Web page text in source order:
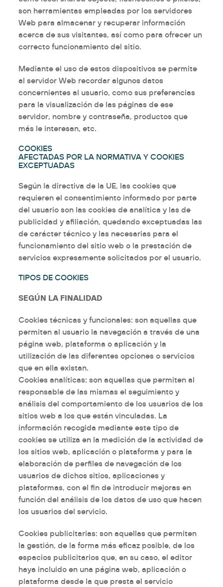
son herramientas empleadas por los servidores
Web para almacenar y recuperar información
acerca de sus visitantes, así como para ofrecer un
correcto funcionamiento del sitio.
Mediante el uso de estos dispositivos se permite
al servidor Web recordar algunos datos
concernientes al usuario, como sus preferencias
para la visualización de las páginas de ese
servidor, nombre y contraseña, productos que
más le interesan, etc.
COOKIES
AFECTADAS POR LA NORMATIVA Y COOKIES
EXCEPTUADAS
Según la directiva de la UE, las cookies que
requieren el consentimiento informado por parte
del usuario son las cookies de analítica y las de
publicidad y afiliación, quedando exceptuadas las
de carácter técnico y las necesarias para el
funcionamiento del sitio web o la prestación de
servicios expresamente solicitados por el usuario.
TIPOS DE COOKIES
SEGÚN LA FINALIDAD
Cookiestécnicas y funcionales: son aquellas que
permiten al usuario la navegación a través de una
página web, plataforma o aplicación y la
utilización de las diferentes opciones o servicios
que en ella existan.
Cookiesanalíticas: son aquellas que permiten al
responsable de las mismas el seguimiento y
análisis del comportamiento de los usuarios de los
sitios web a los que están vinculadas. La
información recogida mediante este tipo de
cookies se utiliza en la medición de la actividad de
los sitios web, aplicación o plataforma y para la
elaboración de perfiles de navegación de los
usuarios de dichos sitios, aplicaciones y
plataformas, con el fin de introducir mejoras en
función del análisis de los datos de uso que hacen
los usuarios del servicio.
Cookies publicitarias:son aquellas que permiten
la gestión, de la forma más eficaz posible, de los
espacios publicitarios que, en su caso, el editor
haya incluido en una página web, aplicación o
plataforma desde la que presta el servicio